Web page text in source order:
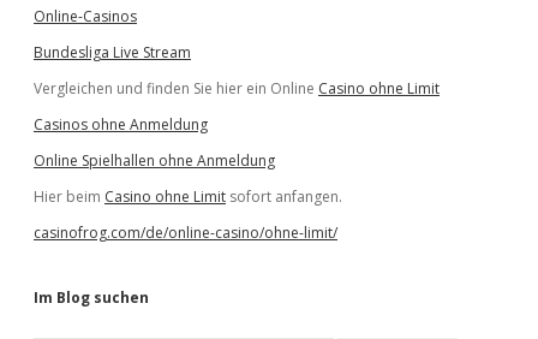
Online-Casinos
Bundesliga Live Stream
Vergleichen und finden Sie hier ein Online Casino ohne Limit
Casinos ohne Anmeldung
Online Spielhallen ohne Anmeldung
Hier beim Casino ohne Limit sofort anfangen.
casinofrog.com/de/online-casino/ohne-limit/
Im Blog suchen